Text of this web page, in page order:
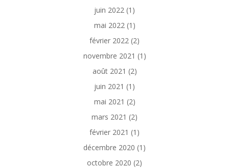
juin 2022 (1)
mai 2022(1)
février 2022 (2)
novembre 2021 (1)
août 2021 (2)
juin 2021 (1)
mai 2021 (2)
mars 2021 (2)
février 2021 (1)
décembre 2020 (1)
octobre 2020 (2)